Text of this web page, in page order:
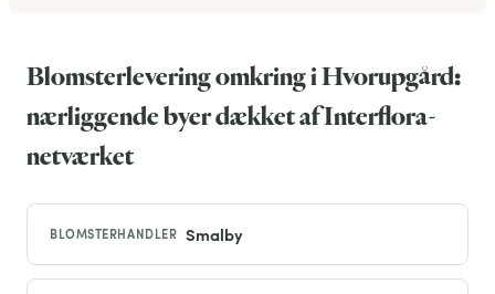
Blomsterlevering omkring i Hvorupgård:
nærliggende byer dækket af Interflora-
netværket
BLOMSTERHANDLER Smalby